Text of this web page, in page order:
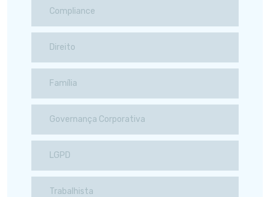
Compliance
Direito
Família
Governança Corporativa
LGPD
Trabalhista